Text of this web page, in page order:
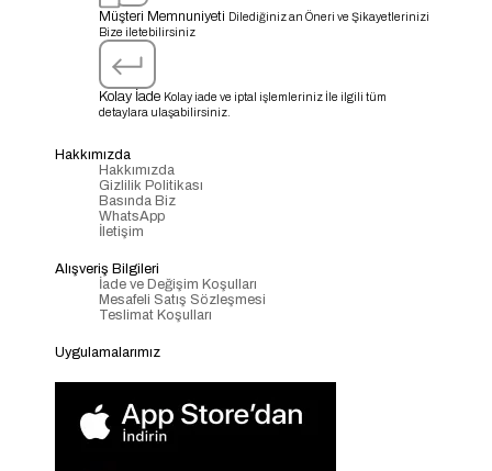
Müşteri Memnuniyeti Dilediğiniz an Öneri ve Şikayetlerinizi
Bize iletebilirsiniz
Kolay İade Kolay iade ve iptal işlemleriniz İle ilgili tüm
detaylara ulaşabilirsiniz.
Hakkımızda
Hakkımızda
Gizlilik Politikası
Basında Biz
WhatsApp
İletişim
Alışveriş Bilgileri
İade ve Değişim Koşulları
Mesafeli Satış Sözleşmesi
Teslimat Koşulları
Uygulamalarımız